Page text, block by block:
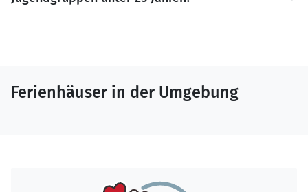
Ferienhäuser in der Umgebung